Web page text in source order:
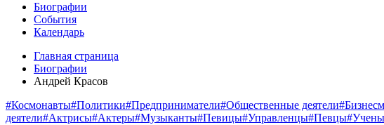
Биографии
События
Календарь
Главная страница
Биографии
Андрей Красов
#Космонавты#Политики#Предприниматели#Общественные деятели
деятели#Актрисы#Актеры#Музыканты#Певицы#Управленцы#Певцы